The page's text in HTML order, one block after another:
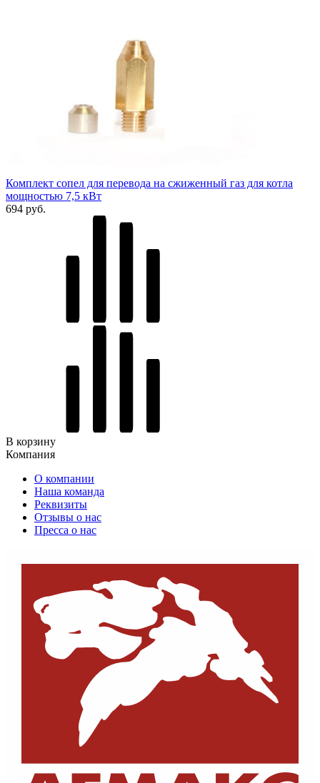
Комплект сопел для перевода на сжиженный газ для котла
мощностью 7,5 кВт
694 руб.
В корзину
Компания
О компании
Наша команда
Реквизиты
Отзывы о нас
Пресса о нас